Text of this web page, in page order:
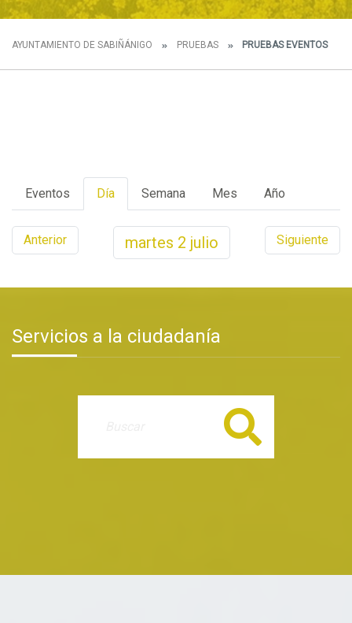
AYUNTAMIENTO DE SABIÑÁNIGO PRUEBAS PRUEBAS EVENTOS
Eventos Día Semana Mes Año
Anterior martes 2 julio Siguiente
Servicios a la ciudadanía
Buscar